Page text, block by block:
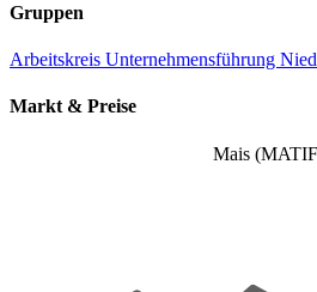
Gruppen
Arbeitskreis Unternehmensführung
Markt & Preise
Mais